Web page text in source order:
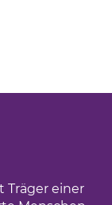
Träger einer